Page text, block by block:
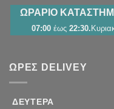
ΩΡΑΡΙΟ
07:00 έως 22:30.
ΏΡΕΣ DELIVEY
ΔΕΥΤΈΡΑ